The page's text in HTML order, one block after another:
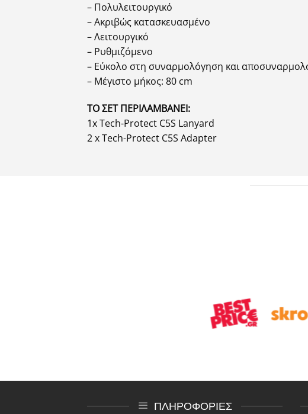
– Πολυλειτουργικό
– Ακριβώς κατασκευασμένο
– Λειτουργικό
– Ρυθμιζόμενο
– Εύκολο στη συναρμολόγηση και
– Μέγιστο μήκος: 80 cm
ΤΟ ΣΕΤ ΠΕΡΙΛΑΜΒΑΝΕΙ:
1x Tech-Protect C5S Lanyard
2 x Tech-Protect C5S Adapter
ΠΛΗΡΟΦΟΡΙΕΣ